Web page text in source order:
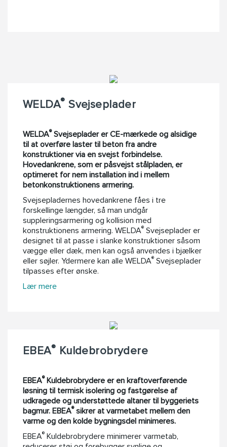
WELDA® Svejseplader
WELDA®Svejsepladerer CE-mærkede og alsidige
til at overføre laster til beton fra andre
konstruktioner via en svejst forbindelse.
Hovedankrene, som er påsvejst stålpladen, er
optimeret for nem installation ind i mellem
betonkonstruktionens armering.
Svejsepladernes hovedankrene fåes i tre
forskellinge længder, så man undgår
suppleringsarmering og kollision med
konstruktionens armering. WELDA® Svejseplader er
designet til at passe i slanke konstruktioner såsom
vægge eller dæk, men kan også anvendes i bjælker
eller søjler. Ydermere kan alle WELDA® Svejseplader
tilpasses efter ønske.
Lær mere
EBEA® Kuldebrobrydere
EBEA®Kuldebrobrydere er en kraftoverførende
løsning til termisk isolering og fastgørelse af
udkragede og understøttede altaner til byggeriets
bagmur. EBEA®sikrer at varmetabet mellem den
varme og den kolde bygningsdel minimeres.
EBEA® Kuldebrobrydere minimerer varmetab,